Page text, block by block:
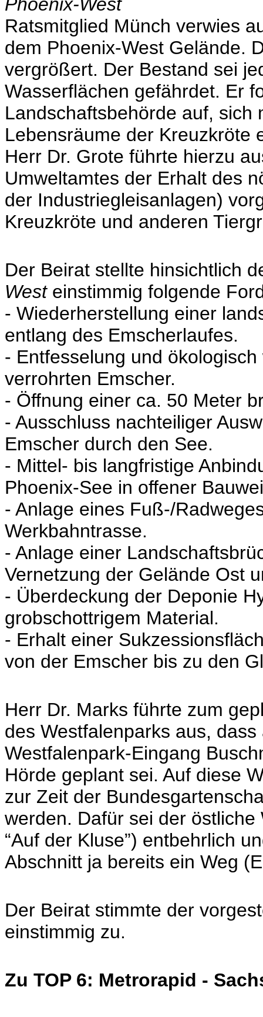
Ratsmitglied Münch verwies
dem Phoenix-West Gelände.
vergrößert. Der Bestand sei
Wasserflächen gefährdet. Er
Landschaftsbehörde auf, sich
Lebensräume der Kreuzkröte
Herr Dr. Grote führte hierzu
Umweltamtes der Erhalt des
der Industriegleisanlagen)
Kreuzkröte und anderen
Der Beirat stellte hinsichtlich
Westeinstimmig folgende
- Wiederherstellung einer
entlang des Emscherlaufes.
- Entfesselung und
verrohrten Emscher.
- Öffnung einer ca. 50 Meter
- Ausschluss nachteiliger
Emscher durch den See.
- Mittel- bis langfristige
Phoenix-See in offener
- Anlage eines Fuß-/
Werkbahntrasse.
- Anlage einer
Vernetzung der Gelände Ost
- Überdeckung der Deponie
grobschottrigem Material.
- Erhalt einer
von der Emscher bis zu den
Herr Dr. Marks führte zum
des Westfalenparks aus,
Westfalenpark-Eingang
Hörde geplant sei. Auf diese
zur Zeit der
werden. Dafür sei der
“Auf der Kluse”) entbehrlich
Abschnitt ja bereits ein Weg
Der Beirat stimmte der
einstimmig zu.
Zu TOP 6: Metrorapid -